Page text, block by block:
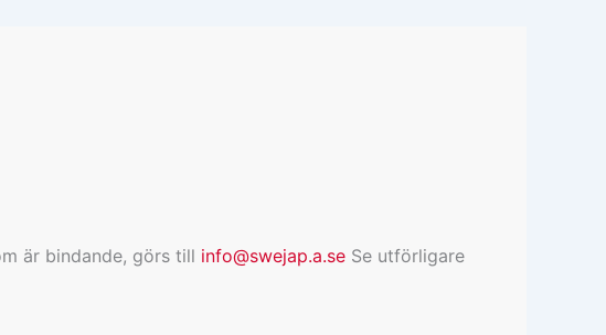
är bindande, görs till info@swejap.a.se Se utförligare